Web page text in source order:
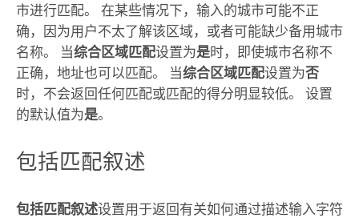
市进行匹配。 在某些情况下，输入的城市可能不正
确，因为用户不太了解该区域，或者可能缺少备用城市
名称。 当综合区域匹配设置为是时，即使城市名称不
正确，地址也可以匹配。 当综合区域匹配设置为否
时，不会返回任何匹配或匹配的得分明显较低。 设置
的默认值为是。
包括匹配叙述
包括匹配叙述设置用于返回有关如何通过描述输入字符